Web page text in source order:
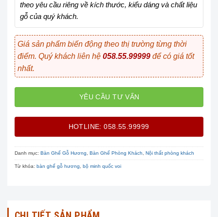
theo yêu cầu riêng về kích thước, kiểu dáng và chất liệu
gỗ của quý khách.
Giá sản phẩm biến động theo thị trường từng thời
điểm. Quý khách liên hệ 058.55.99999 để có giá tốt
nhất.
YÊU CẦU TƯ VẤN
HOTLINE: 058.55.99999
Danh mục: Bàn Ghế Gỗ Hương Bàn Ghế Phòng Khách Nội thất phòng khách
Từ khóa: bàn ghế gỗ hương bộ minh quốc voi